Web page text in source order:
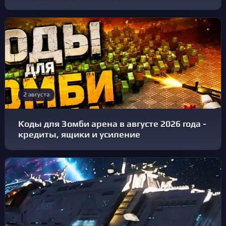
2 августа
Коды для Зомби арена в августе 2026 года -
кредиты, ящики и усиление